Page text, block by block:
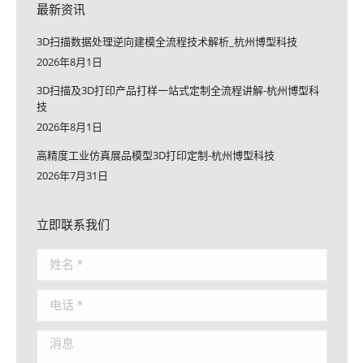
最新资讯
3D扫描数据处理逆向建模全流程技术解析_杭州博型科技
2026年8月1日
3D扫描及3D打印产品打样一站式定制全流程讲解-杭州博型科
技
2026年8月1日
高精度工业仿真展品模型3D打印定制-杭州博型科技
2026年7月31日
立即联系我们
姓名 *
电话 *
消息